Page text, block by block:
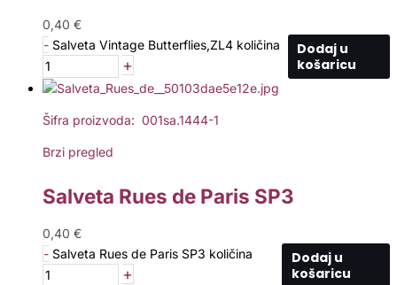
0,40 €
- Salveta Vintage Butterflies,ZL4 količina
+
Dodaj u
košaricu
Šifra proizvoda: 001sa.1444-1
Brzi pregled
Salveta Rues de Paris SP3
0,40 €
- Salveta Rues de Paris SP3 količina
+
Dodaj u
košaricu